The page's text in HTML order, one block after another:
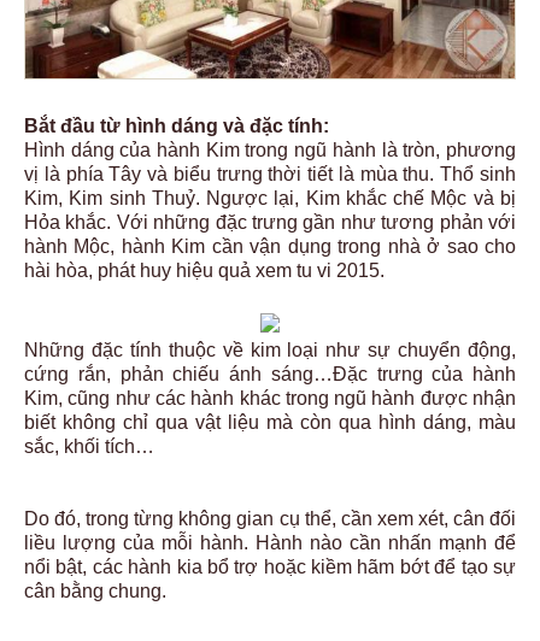
Bắt đầu từ hình dáng và đặc tính:
Hình dáng của hành Kim trong ngũ hành là tròn, phương
vị là phía Tây và biểu trưng thời tiết là mùa thu. Thổ sinh
Kim, Kim sinh Thuỷ. Ngược lại, Kim khắc chế Mộc và bị
Hỏa khắc. Với những đặc trưng gần như tương phản với
hành Mộc, hành Kim cần vận dụng trong nhà ở sao cho
hài hòa, phát huy hiệu quả xem tu vi 2015.
Những đặc tính thuộc về kim loại như sự chuyển động,
cứng rắn, phản chiếu ánh sáng…Đặc trưng của hành
Kim, cũng như các hành khác trong ngũ hành được nhận
biết không chỉ qua vật liệu mà còn qua hình dáng, màu
sắc, khối tích…
Do đó, trong từng không gian cụ thể, cần xem xét, cân đối
liều lượng của mỗi hành. Hành nào cần nhấn mạnh để
nổi bật, các hành kia bổ trợ hoặc kiềm hãm bớt để tạo sự
cân bằng chung.